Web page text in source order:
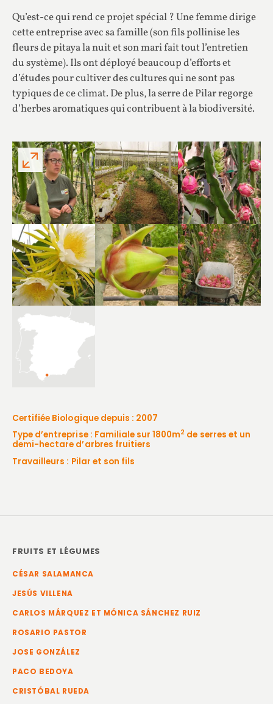
Qu’est-ce qui rend ce projet spécial ? Une femme dirige
cette entreprise avec sa famille (son fils pollinise les
fleurs de pitaya la nuit et son mari fait tout l’entretien
du système). Ils ont déployé beaucoup d’efforts et
d’études pour cultiver des cultures qui ne sont pas
typiques de ce climat. De plus, la serre de Pilar regorge
d’herbes aromatiques qui contribuent à la biodiversité.
Certifiée Biologique depuis : 2007
Type d’entreprise : Familiale sur 1800m2 de serres et un
demi-hectare d’arbres fruitiers
Travailleurs : Pilar et son fils
FRUITS ET LÉGUMES
CÉSAR SALAMANCA
JESÚS VILLENA
CARLOS MÁRQUEZ ET MÓNICA SÁNCHEZ RUIZ
ROSARIO PASTOR
JOSE GONZÁLEZ
PACO BEDOYA
CRISTÓBAL RUEDA